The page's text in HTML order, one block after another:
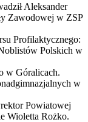
Aleksander
Zawodowej w ZSP
Profilaktycznego:
Polskich w
w Góralicach.
w
Powiatowej
Wioletta Rożko.